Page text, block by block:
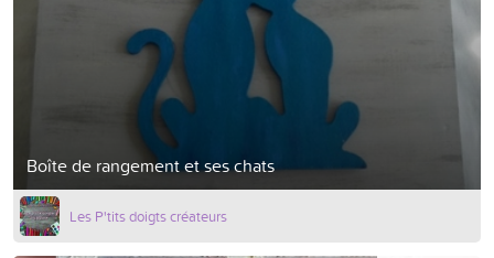
Boîte de rangement et ses chats
Les P'tits doigts créateurs